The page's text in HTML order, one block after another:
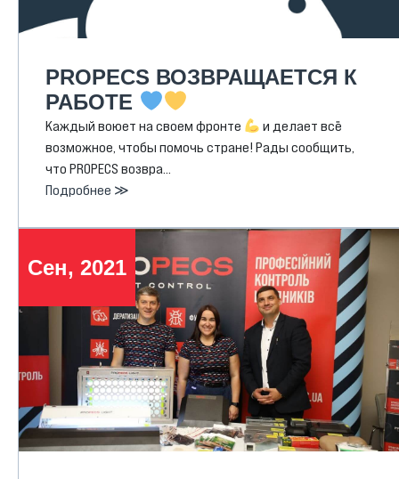
PROPECS ВОЗВРАЩАЕТСЯ К
РАБОТЕ
Каждый воюет на своем фронте
и делает всё
возможное, чтобы помочь стране! Рады сообщить,
что PROPECS возвра…
Подробнее ≫
Сен, 2021